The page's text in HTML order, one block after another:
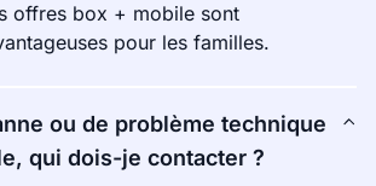
offres box + mobile sont
pour les familles.
ou de problème technique
qui dois-je contacter ?